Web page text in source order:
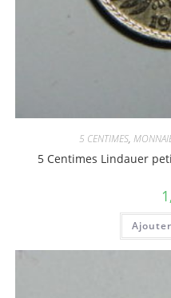
5 CENTIMES,
5 Centimes Lindauer